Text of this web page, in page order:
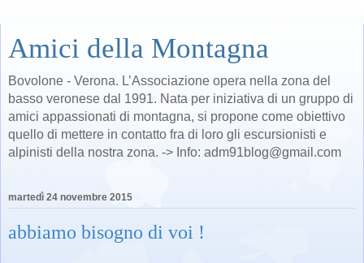
Amici della Montagna
Bovolone - Verona. L’Associazione opera nella zona del
basso veronese dal 1991. Nata per iniziativa di un gruppo di
amici appassionati di montagna, si propone come obiettivo
quello di mettere in contatto fra di loro gli escursionisti e
alpinisti della nostra zona. -> Info: adm91blog@gmail.com
martedì 24 novembre 2015
abbiamo bisogno di voi !